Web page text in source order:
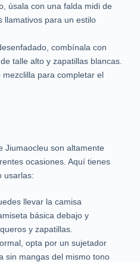
úsala con una falda midi de
llamativos para un estilo
combínala con
talle alto y zapatillas blancas.
para completar el
Jiumaocleu son altamente
ocasiones. Aquí tienes
usarlas:
llevar la camisa
básica debajo y
y zapatillas.
opta por un sujetador
sin mangas del mismo tono